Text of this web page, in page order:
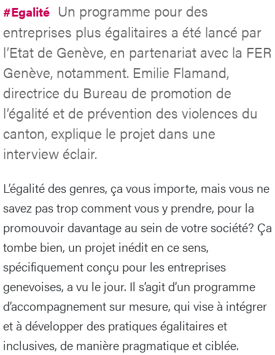
#Egalité Un programme pour des
entreprises plus égalitaires a été lancé par
l’Etat de Genève, en partenariat avec la FER
Genève, notamment. Emilie Flamand,
directrice du Bureau de promotion de
l’égalité et de prévention des violences du
canton, explique le projet dans une
interview éclair.
L’égalité des genres, ça vous importe, mais vous ne
savez pas trop comment vous y prendre, pour la
promouvoir davantage au sein de votre société? Ça
tombe bien, un projet inédit en ce sens,
spécifiquement conçu pour les entreprises
genevoises, a vu le jour. Il s’agit d’un programme
d’accompagnement sur mesure, qui vise à intégrer
et à développer des pratiques égalitaires et
inclusives, de manière pragmatique et ciblée.